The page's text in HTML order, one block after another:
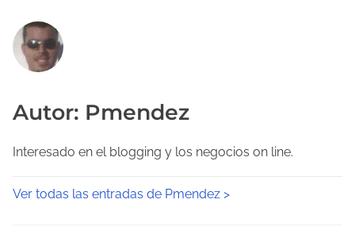
Autor: Pmendez
Interesado en el blogging y los negocios on line.
Ver todas las entradas de Pmendez >